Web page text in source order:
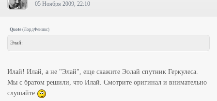
05 Ноября 2009, 22:10
Quote (ЛордФеникс)
Элай:
Илай! Илай, а не "Элай", еще скажите Эолай спутник Геркулеса.
Мы с братом решили, что Илай. Смотрите оригинал и внимательно
слушайте